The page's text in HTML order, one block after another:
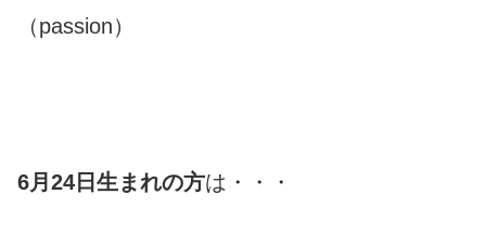
（passion）
6月24日生まれの方は・・・